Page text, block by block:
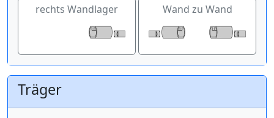
rechts Wandlager Wand zu Wand
Träger